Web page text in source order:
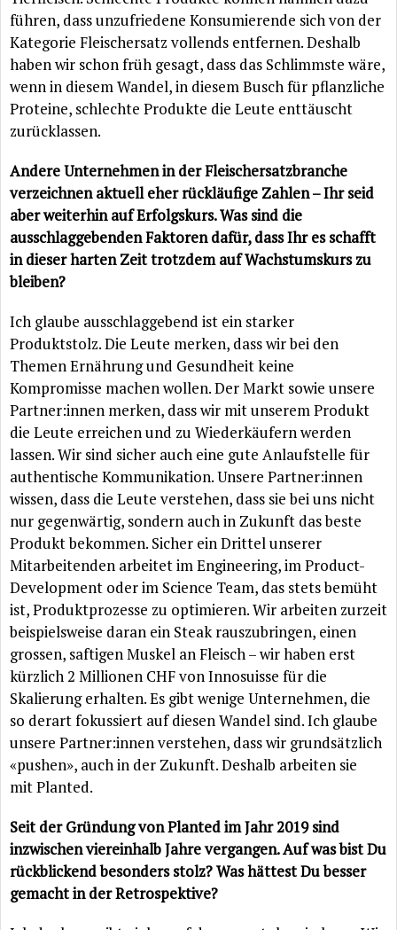
führen, dass unzufriedene Konsumierende sich von der
Kategorie Fleischersatz vollends entfernen. Deshalb
haben wir schon früh gesagt, dass das Schlimmste wäre,
wenn in diesem Wandel, in diesem Busch für pflanzliche
Proteine, schlechte Produkte die Leute enttäuscht
zurücklassen.
Andere Unternehmen in der Fleischersatzbranche
verzeichnen aktuell eher rückläufige Zahlen – Ihr seid
aber weiterhin auf Erfolgskurs. Was sind die
ausschlaggebenden Faktoren dafür, dass Ihr es schafft
in dieser harten Zeit trotzdem auf Wachstumskurs zu
bleiben?
Ich glaube ausschlaggebend ist ein starker
Produktstolz. Die Leute merken, dass wir bei den
Themen Ernährung und Gesundheit keine
Kompromisse machen wollen. Der Markt sowie unsere
Partner:innen merken, dass wir mit unserem Produkt
die Leute erreichen und zu Wiederkäufern werden
lassen. Wir sind sicher auch eine gute Anlaufstelle für
authentische Kommunikation. Unsere Partner:innen
wissen, dass die Leute verstehen, dass sie bei uns nicht
nur gegenwärtig, sondern auch in Zukunft das beste
Produkt bekommen. Sicher ein Drittel unserer
Mitarbeitenden arbeitet im Engineering, im Product-
Development oder im Science Team, das stets bemüht
ist, Produktprozesse zu optimieren. Wir arbeiten zurzeit
beispielsweise daran ein Steak rauszubringen, einen
grossen, saftigen Muskel an Fleisch – wir haben erst
kürzlich 2 Millionen CHF von Innosuisse für die
Skalierung erhalten. Es gibt wenige Unternehmen, die
so derart fokussiert auf diesen Wandel sind. Ich glaube
unsere Partner:innen verstehen, dass wir grundsätzlich
«pushen», auch in der Zukunft. Deshalb arbeiten sie
mit Planted.
Seit der Gründung von Planted im Jahr 2019 sind
inzwischen viereinhalb Jahre vergangen. Auf was bist Du
rückblickend besonders stolz? Was hättest Du besser
gemacht in der Retrospektive?